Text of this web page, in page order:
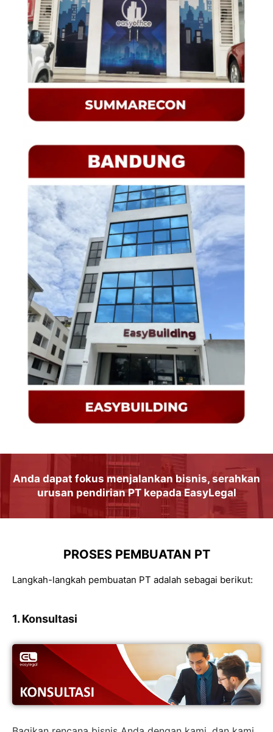
Anda dapat fokus menjalankanbisnis, serahkan
urusan pendirian PT kepada EasyLegal
PROSES PEMBUATAN PT
Langkah-langkah pembuatan PT adalah sebagai berikut:
1. Konsultasi